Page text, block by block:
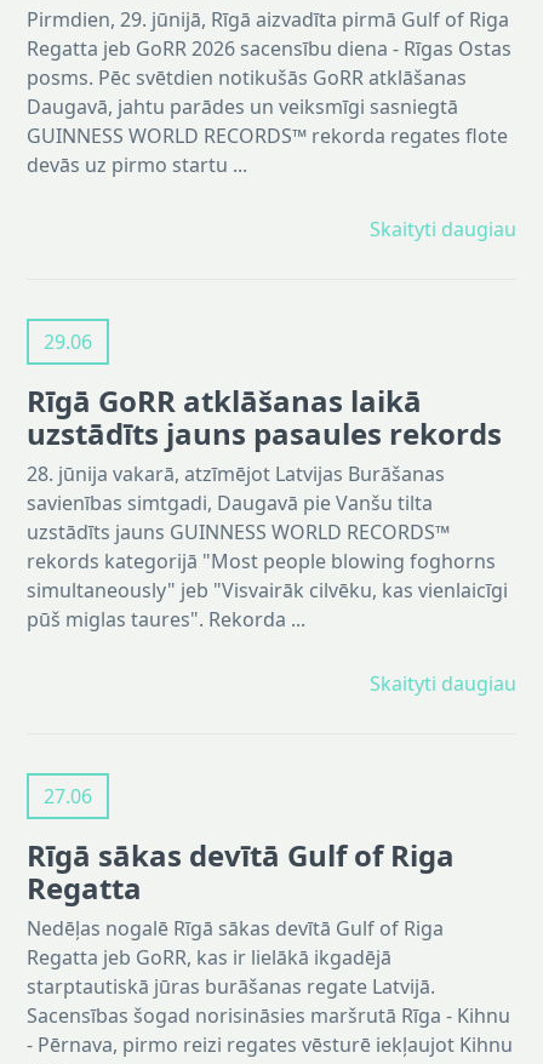
Pirmdien, 29. jūnijā, Rīgā aizvadīta pirmā Gulf of Riga
Regatta jeb GoRR 2026 sacensību diena - Rīgas Ostas
posms. Pēc svētdien notikušās GoRR atklāšanas
Daugavā, jahtu parādes un veiksmīgi sasniegtā
GUINNESS WORLD RECORDS™ rekorda regates flote
devās uz pirmo startu ...
Skaityti daugiau
29.06
Rīgā GoRR atklāšanas laikā
uzstādīts jauns pasaules rekords
28. jūnija vakarā, atzīmējot Latvijas Burāšanas
savienības simtgadi, Daugavā pie Vanšu tilta
uzstādīts jauns GUINNESS WORLD RECORDS™
rekords kategorijā "Most people blowing foghorns
simultaneously" jeb "Visvairāk cilvēku, kas vienlaicīgi
pūš miglas taures". Rekorda ...
Skaityti daugiau
27.06
Rīgā sākas devītā Gulf of Riga
Regatta
Nedēļas nogalē Rīgā sākas devītā Gulf of Riga
Regatta jeb GoRR, kas ir lielākā ikgadējā
starptautiskā jūras burāšanas regate Latvijā.
Sacensības šogad norisināsies maršrutā Rīga - Kihnu
- Pērnava, pirmo reizi regates vēsturē iekļaujot Kihnu